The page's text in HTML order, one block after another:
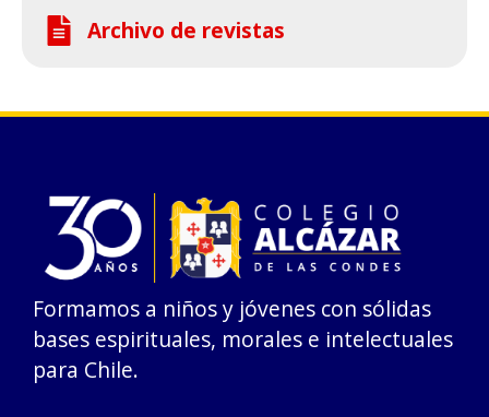
Archivo de revistas
Formamos a niños y jóvenes con sólidas
bases espirituales, morales e intelectuales
para Chile.